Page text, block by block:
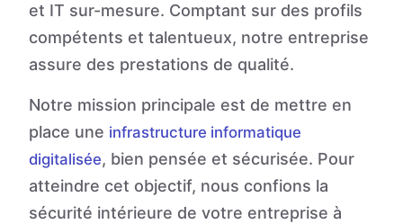
et IT sur-mesure. Comptant sur des profils
compétents et talentueux, notre entreprise
assure des prestations de qualité.
Notre mission principale est de mettre en
place une infrastructure informatique
digitalisée, bien pensée et sécurisée. Pour
atteindre cet objectif, nous confions la
sécurité intérieure de votre entreprise à